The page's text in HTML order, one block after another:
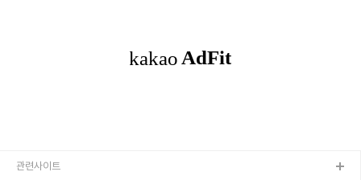
위인데 BYD가 제일 많고 테슬라도 많이 보인다. 중국인들은 변화에
엄청 민감하고 빠르게 반응한다고 한다. 그렇기 때문에 OTA가 엄청
관련사이트